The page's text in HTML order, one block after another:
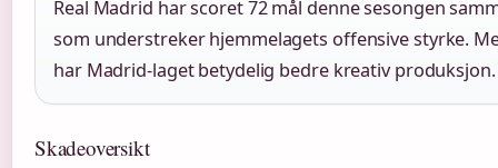
Real Madrid har scoret 72 mål denne sesongen
som understreker hjemmelagets offensive styrke.
har Madrid-laget betydelig bedre kreativ produksjon.
Skadeoversikt